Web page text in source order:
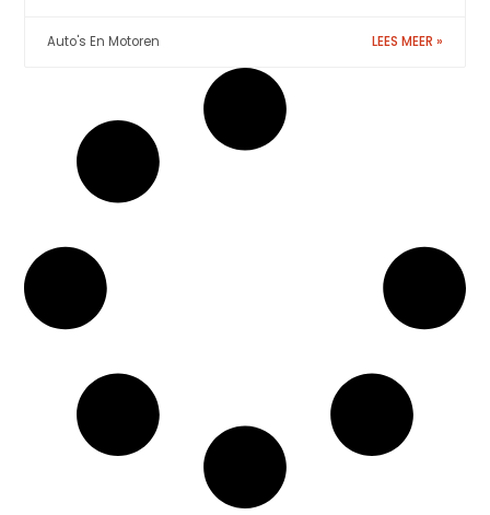
Auto's En Motoren LEES MEER »